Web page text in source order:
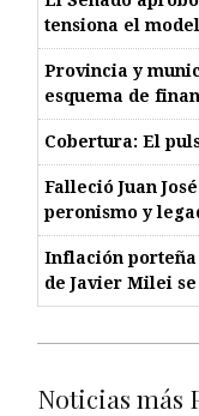
tensiona el
Provincia y
esquema de
Cobertura: El
Falleció Juan
peronismo y
Inflación porteña
de Javier Milei
Noticias más